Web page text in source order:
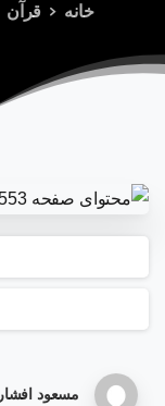
خانه قرآن
مسعود افشار